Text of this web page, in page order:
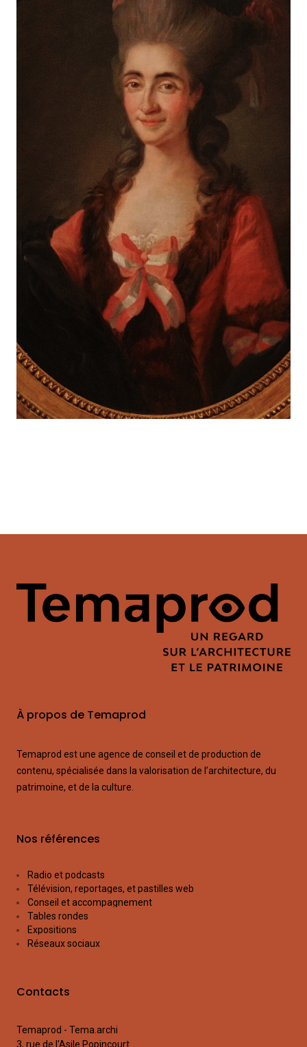
À propos de Temaprod
Temaprod est une agence de conseil et de production de
contenu, spécialisée dans la valorisation de l’architecture, du
patrimoine, et de la culture.
Nos références
Radio et podcasts
Télévision, reportages, et pastilles web
Conseil et accompagnement
Tables rondes
Expositions
Réseaux sociaux
Contacts
Temaprod - Tema.archi
3, rue de l'Asile Popincourt